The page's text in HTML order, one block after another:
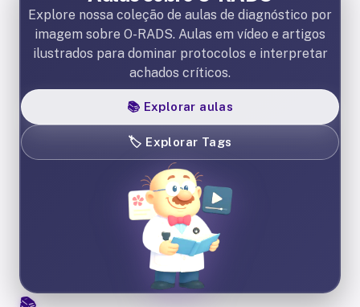
Explore nossa coleção de aulas de diagnóstico por
imagem sobre O-RADS. Aulas em vídeo e artigos
ilustrados para dominar protocolos e interpretar
achados críticos.
📚 Explorar aulas
🏷️ Explorar Tags